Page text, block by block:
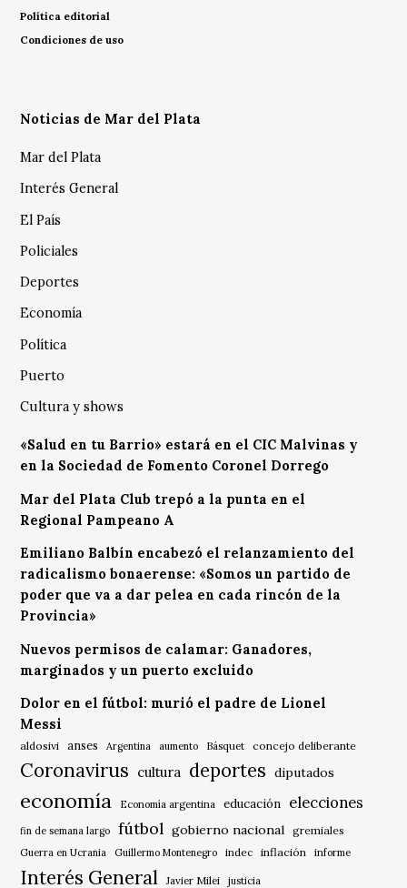
Política editorial
Condiciones de uso
Noticias de Mar del Plata
Mar del Plata
Interés General
El País
Policiales
Deportes
Economía
Política
Puerto
Cultura y shows
«Salud en tu Barrio» estará en el CIC Malvinas y
en la Sociedad de Fomento Coronel Dorrego
Mar del Plata Club trepó a la punta en el
Regional Pampeano A
Emiliano Balbín encabezó el relanzamiento del
radicalismo bonaerense: «Somos un partido de
poder que va a dar pelea en cada rincón de la
Provincia»
Nuevos permisos de calamar: Ganadores,
marginados y un puerto excluido
Dolor en el fútbol: murió el padre de Lionel
Messi
aldosivi anses Argentina aumento Básquet concejo deliberante
Coronavirus cultura deportes diputados
economía Economía argentina educación elecciones
fin de semana largo fútbol gobierno nacional gremiales
Guerra en Ucrania Guillermo Montenegro indec inflación informe
Interés General Javier Milei justicia